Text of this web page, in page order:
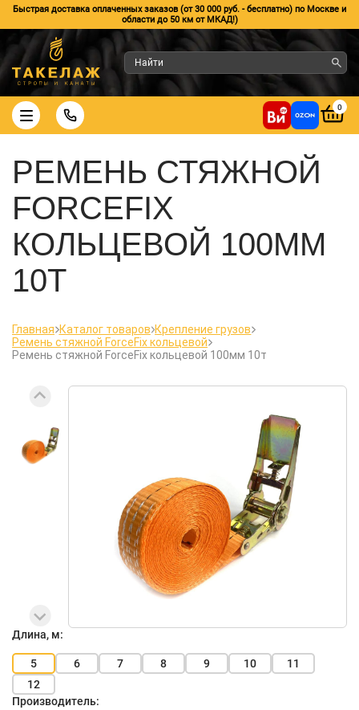
Быстрая доставка оплаченных заказов (от 30 000 руб. - бесплатно) по Москве и
области до 50 км от МКАД!)
0
РЕМЕНЬ СТЯЖНОЙ
FORCEFIX
КОЛЬЦЕВОЙ 100ММ
10Т
Главная Каталог товаров Крепление грузов
Ремень стяжной ForceFix кольцевой
Ремень стяжной ForceFix кольцевой 100мм 10т
Длина, м:
5 6 7 8 9 10
11
12
Производитель: